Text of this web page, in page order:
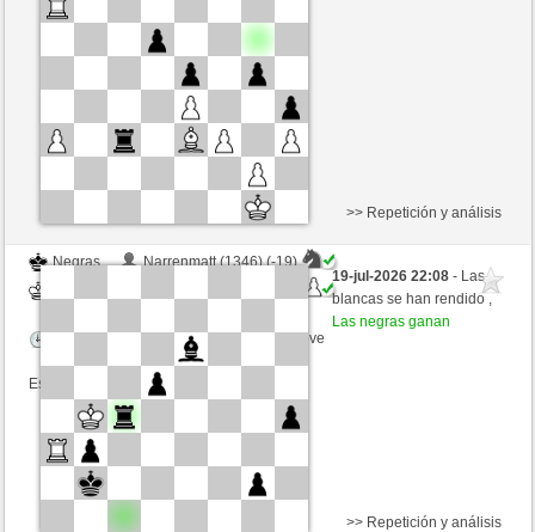
Tiempo: 5 minutes/side + 0 seconds/move
Esta partida es por puntos
Negras
Narrenmatt (1346) (-19)
Tiempo: 5 minutes/side + 0 seconds/move
Esta partida es por puntos
>> Repetición y análisis
19-jul-2026 22:08- Las
blancas se han rendido ,
Las negras ganan
>> Repetición y análisis